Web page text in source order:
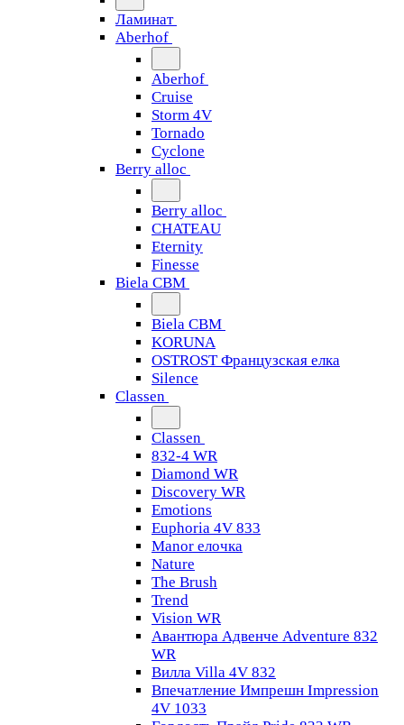
Ламинат
Aberhof
Aberhof
Cruise
Storm 4V
Tornado
Сyclone
Berry alloc
Berry alloc
CHATEAU
Eternity
Finesse
Biela CBM
Biela CBM
KORUNA
OSTROST Французская елка
Silence
Classen
Classen
832-4 WR
Diamond WR
Discovery WR
Emotions
Euphoria 4V 833
Manor елочка
Nature
The Brush
Trend
Vision WR
Авантюра Адвенче Adventure 832
WR
Вилла Villa 4V 832
Впечатление Импрешн Impression
4V 1033